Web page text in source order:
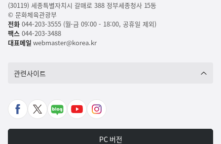
(30119) 세종특별자치시 갈매로 388 정부세종청사 15동
© 문화체육관광부
전화044-203-3555 (월-금 09:00 - 18:00, 공휴일 제외)
팩스044-203-3488
대표메일 webmaster@korea.kr
관련사이트
페
X
네
유
인
타
PC 버전